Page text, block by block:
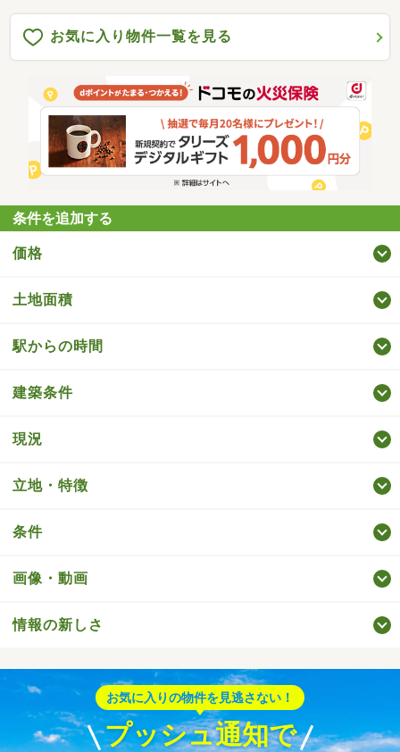
お気に入り物件一覧を見る
条件を追加する
価格
土地面積
駅からの時間
建築条件
現況
立地・特徴
条件
画像・動画
情報の新しさ
お気に入りの物件を見逃さない！
プッシュ通知で